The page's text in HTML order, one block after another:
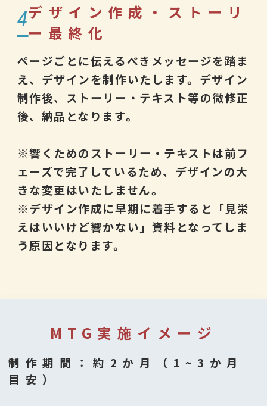
4デザイン作成・ストーリ
ー最終化
ページごとに伝えるべきメッセージを踏ま
え、デザインを制作いたします。デザイン
制作後、ストーリー・テキスト等の微修正
後、納品となります。
※響くためのストーリー・テキストは前フ
ェーズで完了しているため、デザインの大
きな変更はいたしません。
※デザイン作成に早期に着手すると「見栄
えはいいけど響かない」資料となってしま
う原因となります。
MTG実施イメージ
制作期間：約2か月（1~3か月
目安）